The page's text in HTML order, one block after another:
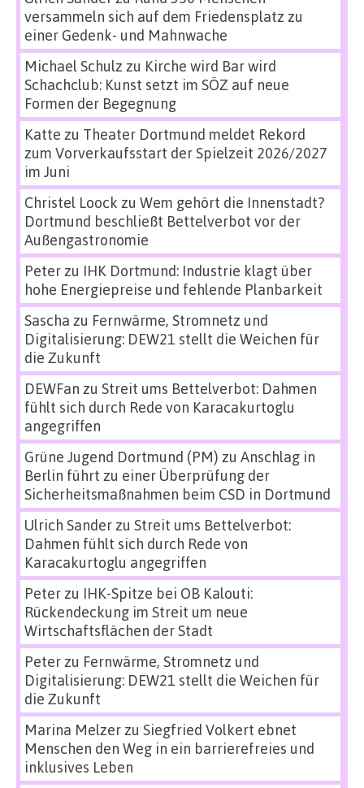
versammeln sich auf dem Friedensplatz zu
einer Gedenk- und Mahnwache
Michael Schulz zu Kirche wird Bar wird
Schachclub: Kunst setzt im SÖZ auf neue
Formen der Begegnung
Katte zu Theater Dortmund meldet Rekord
zum Vorverkaufsstart der Spielzeit 2026/2027
im Juni
Christel Loock zu Wem gehört die Innenstadt?
Dortmund beschließt Bettelverbot vor der
Außengastronomie
Peterzu IHK Dortmund: Industrie klagt über
hohe Energiepreise und fehlende Planbarkeit
Sascha zu Fernwärme, Stromnetz und
Digitalisierung: DEW21 stellt die Weichen für
die Zukunft
DEWFan zu Streit ums Bettelverbot: Dahmen
fühlt sich durch Rede von Karacakurtoglu
angegriffen
Grüne Jugend Dortmund (PM) zu Anschlag in
Berlin führt zu einer Überprüfung der
Sicherheitsmaßnahmen beim CSD in Dortmund
Ulrich Sanderzu Streit ums Bettelverbot:
Dahmen fühlt sich durch Rede von
Karacakurtoglu angegriffen
Peterzu IHK-Spitze bei OB Kalouti:
Rückendeckung im Streit um neue
Wirtschaftsflächen der Stadt
Peterzu Fernwärme, Stromnetz und
Digitalisierung: DEW21 stellt die Weichen für
die Zukunft
Marina Melzerzu Siegfried Volkert ebnet
Menschen den Weg in ein barrierefreies und
inklusives Leben